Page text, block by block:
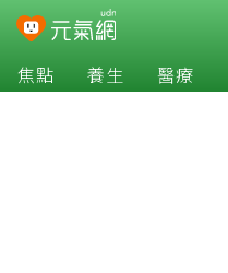
焦點 養生 醫療